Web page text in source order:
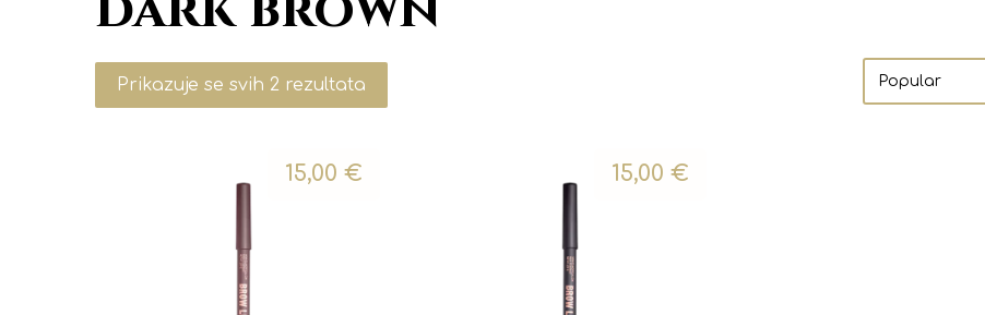
Prikazuje se svih 2 rezultata
15,00€ 15,00€